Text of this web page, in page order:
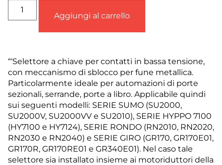
Aggiungi al carrello
“‘Selettore a chiave per contatti in bassa tensione,
con meccanismo di sblocco per fune metallica.
Particolarmente ideale per automazioni di porte
sezionali, serrande, porte a libro. Applicabile quindi
sui seguenti modelli: SERIE SUMO (SU2000,
SU2000V, SU2000VV e SU2010), SERIE HYPPO 7100
(HY7100 e HY7124), SERIE RONDO (RN2010, RN2020,
RN2030 e RN2040) e SERIE GIRO (GR170, GR170E01,
GR170R, GR170RE01 e GR340E01). Nel caso tale
selettore sia installato insieme ai motoriduttori della